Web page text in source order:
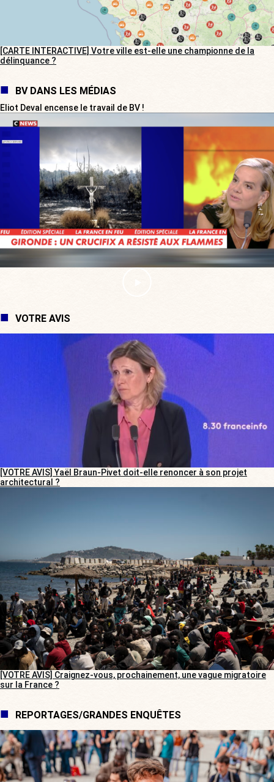
[CARTE INTERACTIVE] Votre ville est-elle une championne de la
délinquance ?
BV DANS LES MÉDIAS
Eliot Deval encense le travail de BV !
VOTRE AVIS
[VOTRE AVIS] Yaël Braun-Pivet doit-elle renoncer à son projet
architectural ?
[VOTRE AVIS] Craignez-vous, prochainement, une vague migratoire
sur la France ?
REPORTAGES/GRANDES ENQUÊTES